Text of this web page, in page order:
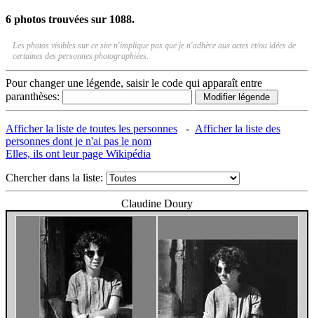
6 photos trouvées sur 1088.
Les photos visibles sur ce site n'implique pas que je n'adhère aux actes et/ou idées de
certaines des personnes photographiées.
Pour changer une légende, saisir le code qui apparaît entre
paranthèses:
Afficher la liste de toutes les personnes - Afficher la liste des
personnes dont je n'ai pas le nom
Elles, ils ont leur page Wikipédia
Chercher dans la liste:
Claudine Doury